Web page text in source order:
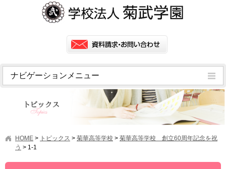
ナビゲーションメニュー
アクセス
情報公開
HOME > トピックス > 菊華高等学校 > 菊華高等学校 創立60周年記念を祝
う > 1-1